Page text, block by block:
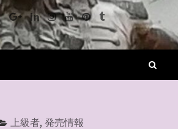
TwitterGoogle+LinkedinInstagram
YoutubePinterest
Tumblr
上級者, 発売情報